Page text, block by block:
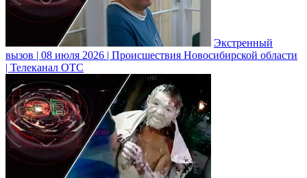
Экстренный
вызов | 08 июля 2026 | Происшествия Новосибирской области
| Телеканал ОТС